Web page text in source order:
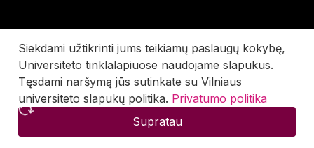
Siekdami užtikrinti jums teikiamų paslaugų kokybę,
Universiteto tinklalapiuose naudojame slapukus.
Tęsdami naršymą jūs sutinkate su Vilniaus
universiteto slapukų politika. Privatumo politika
Supratau